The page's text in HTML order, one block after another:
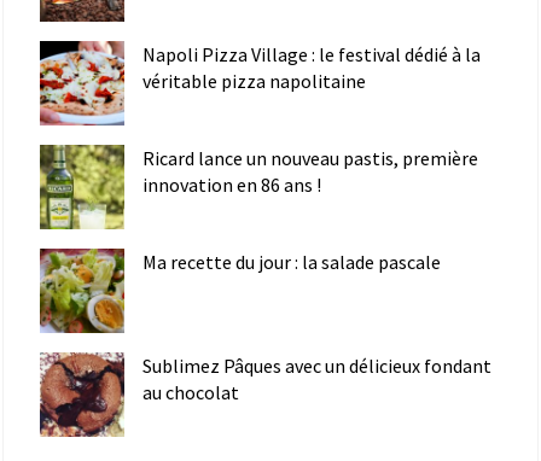
Napoli Pizza Village : le festival dédié à la
véritable pizza napolitaine
Ricard lance un nouveau pastis, première
innovation en 86 ans !
Ma recette du jour : la salade pascale
Sublimez Pâques avec un délicieux fondant
au chocolat